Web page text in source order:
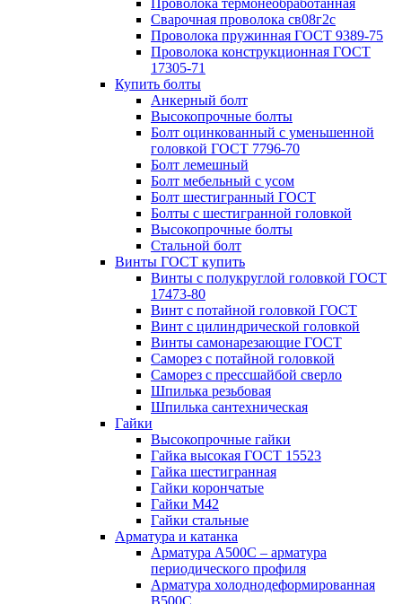
Проволока термонеобработанная
Сварочная проволока св08г2с
Проволока пружинная ГОСТ 9389-75
Проволока конструкционная ГОСТ
17305-71
Купить болты
Анкерный болт
Высокопрочные болты
Болт оцинкованный с уменьшенной
головкой ГОСТ 7796-70
Болт лемешный
Болт мебельный с усом
Болт шестигранный ГОСТ
Болты с шестигранной головкой
Высокопрочные болты
Стальной болт
Винты ГОСТ купить
Винты с полукруглой головкой ГОСТ
17473-80
Винт с потайной головкой ГОСТ
Винт с цилиндрической головкой
Винты самонарезающие ГОСТ
Саморез с потайной головкой
Саморез с прессшайбой сверло
Шпилька резьбовая
Шпилька сантехническая
Гайки
Высокопрочные гайки
Гайка высокая ГОСТ 15523
Гайка шестигранная
Гайки корончатые
Гайки М42
Гайки стальные
Арматура и катанка
Арматура А500С – арматура
периодического профиля
Арматура холоднодеформированная
В500С